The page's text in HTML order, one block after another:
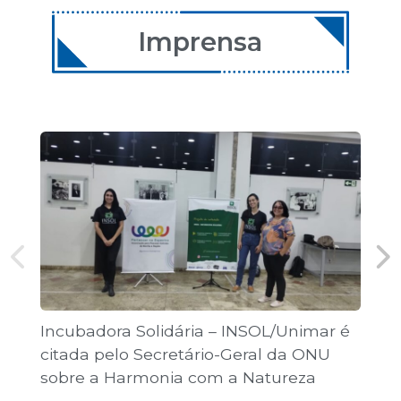
12 de dezembro de 2026
Imprensa
Incubadora Solidária – INSOL/Unimar é
citada pelo Secretário-Geral da ONU
sobre a Harmonia com a Natureza